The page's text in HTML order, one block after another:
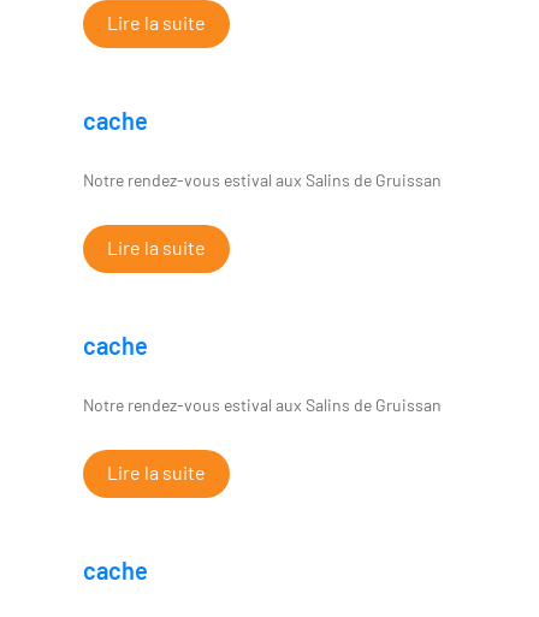
Lire la suite
cache
Notre rendez-vous estival aux Salins de Gruissan
Lire la suite
cache
Notre rendez-vous estival aux Salins de Gruissan
Lire la suite
cache